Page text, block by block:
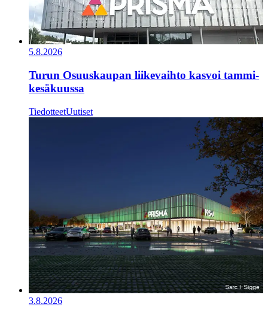
5.8.2026
Turun Osuuskaupan liikevaihto kasvoi tammi-
kesäkuussa
TiedotteetUutiset
3.8.2026